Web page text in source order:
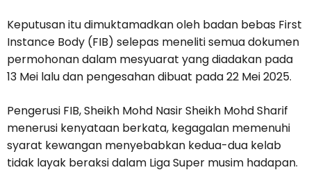
Keputusan itu dimuktamadkan oleh badan bebas First
Instance Body (FIB) selepas meneliti semua dokumen
permohonan dalam mesyuarat yang diadakan pada
13 Mei lalu dan pengesahan dibuat pada 22 Mei 2025.
Pengerusi FIB, Sheikh Mohd Nasir Sheikh Mohd Sharif
menerusi kenyataan berkata, kegagalan memenuhi
syarat kewangan menyebabkan kedua-dua kelab
tidak layak beraksi dalam Liga Super musim hadapan.